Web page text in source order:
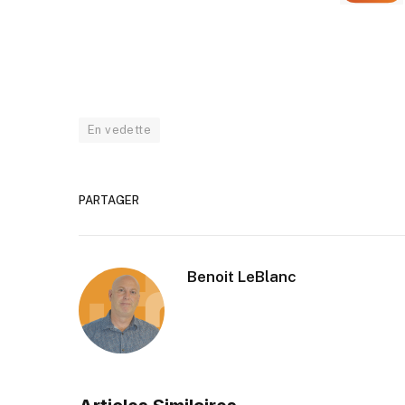
En vedette
PARTAGER
Benoit LeBlanc